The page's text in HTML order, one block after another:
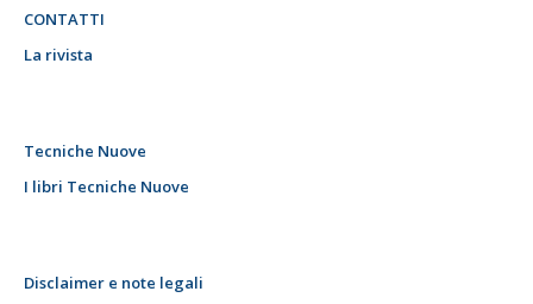
CONTATTI
La rivista
Tecniche Nuove
I libri Tecniche Nuove
Disclaimer e note legali